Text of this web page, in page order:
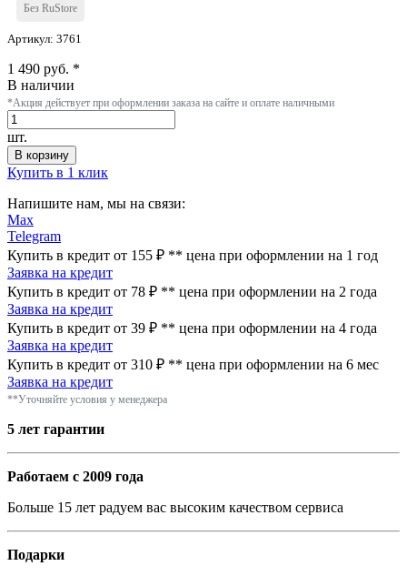
Без RuStore
Артикул: 3761
1 490 руб. *
В наличии
*Акция действует при оформлении заказа на сайте и оплате наличными
шт.
В корзину
Купить в 1 клик
Напишите нам, мы на связи:
Max
Telegram
Купить в кредит от 155 ₽ ** цена при оформлении на 1 год
Заявка на кредит
Купить в кредит от 78 ₽ ** цена при оформлении на 2 года
Заявка на кредит
Купить в кредит от 39 ₽ ** цена при оформлении на 4 года
Заявка на кредит
Купить в кредит от 310 ₽ ** цена при оформлении на 6 мес
Заявка на кредит
**Уточняйте условия у менеджера
5 лет гарантии
Работаем с 2009 года
Больше 15 лет радуем вас высоким качеством сервиса
Подарки